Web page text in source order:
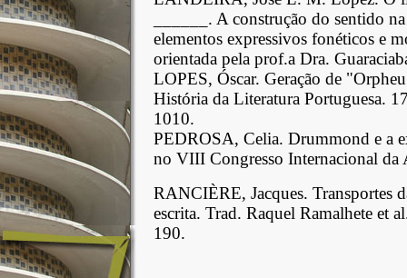
______. A construção do sentido
elementos expressivos fonéticos e
orientada pela prof.a Dra.
LOPES, Óscar. Geração de
História da Literatura Portuguesa.
1010.
PEDROSA, Celia. Drummond e a
no VIII Congresso Internacional
RANCIÈRE, Jacques. Transportes
escrita. Trad. Raquel Ramalhete et
190.